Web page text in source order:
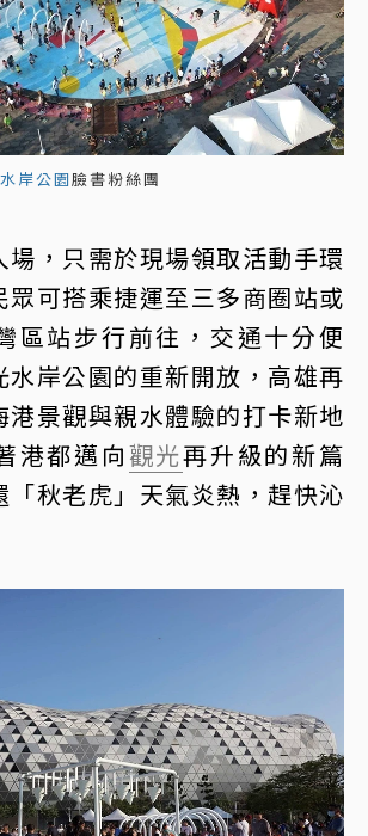
岸公園臉書粉絲團
場，只需於現場領取活動手環
眾可搭乘捷運至三多商圈站或
區站步行前往，交通十分便
水岸公園的重新開放，高雄再
港景觀與親水體驗的打卡新地
港都邁向觀光再升級的新篇
「秋老虎」天氣炎熱，趕快沁